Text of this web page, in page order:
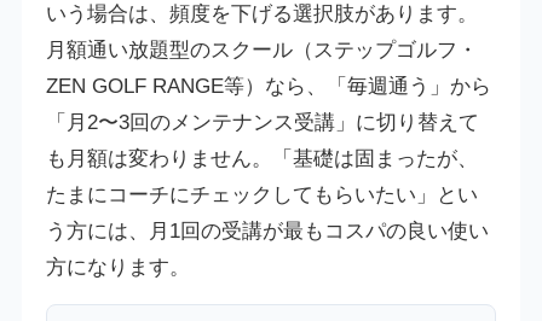
いう場合は、頻度を下げる選択肢があります。
月額通い放題型のスクール（ステップゴルフ・
ZEN GOLF RANGE等）なら、「毎週通う」から
「月2〜3回のメンテナンス受講」に切り替えて
も月額は変わりません。「基礎は固まったが、
たまにコーチにチェックしてもらいたい」とい
う方には、月1回の受講が最もコスパの良い使い
方になります。